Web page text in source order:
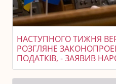
НАСТУПНОГО ТИЖНЯ
РОЗГЛЯНЕ
ПОДАТКІВ, - ЗАЯВИВ